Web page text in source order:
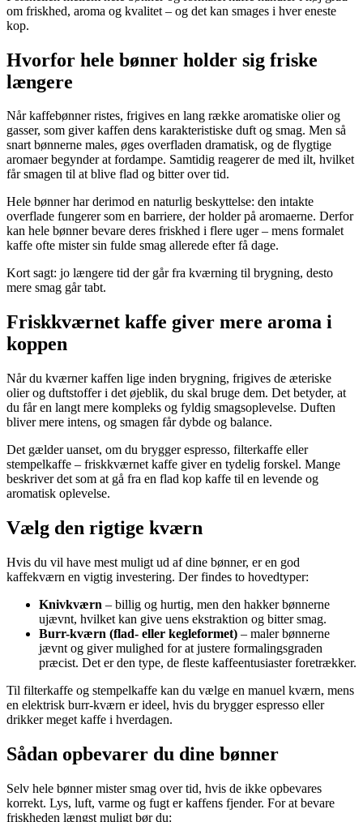
om friskhed, aroma og kvalitet – og det kan smages i hver eneste
kop.
Hvorfor hele bønner holder sig friske
længere
Når kaffebønner ristes, frigives en lang række aromatiske olier og
gasser, som giver kaffen dens karakteristiske duft og smag. Men så
snart bønnerne males, øges overfladen dramatisk, og de flygtige
aromaer begynder at fordampe. Samtidig reagerer de med ilt, hvilket
får smagen til at blive flad og bitter over tid.
Hele bønner har derimod en naturlig beskyttelse: den intakte
overflade fungerer som en barriere, der holder på aromaerne. Derfor
kan hele bønner bevare deres friskhed i flere uger – mens formalet
kaffe ofte mister sin fulde smag allerede efter få dage.
Kort sagt: jo længere tid der går fra kværning til brygning, desto
mere smag går tabt.
Friskkværnet kaffe giver mere aroma i
koppen
Når du kværner kaffen lige inden brygning, frigives de æteriske
olier og duftstoffer i det øjeblik, du skal bruge dem. Det betyder, at
du får en langt mere kompleks og fyldig smagsoplevelse. Duften
bliver mere intens, og smagen får dybde og balance.
Det gælder uanset, om du brygger espresso, filterkaffe eller
stempelkaffe – friskkværnet kaffe giver en tydelig forskel. Mange
beskriver det som at gå fra en flad kop kaffe til en levende og
aromatisk oplevelse.
Vælg den rigtige kværn
Hvis du vil have mest muligt ud af dine bønner, er en god
kaffekværn en vigtig investering. Der findes to hovedtyper:
Knivkværn – billig og hurtig, men den hakker bønnerne
ujævnt, hvilket kan give uens ekstraktion og bitter smag.
Burr-kværn (flad- eller kegleformet) – maler bønnerne
jævnt og giver mulighed for at justere formalingsgraden
præcist. Det er den type, de fleste kaffeentusiaster foretrækker.
Til filterkaffe og stempelkaffe kan du vælge en manuel kværn, mens
en elektrisk burr-kværn er ideel, hvis du brygger espresso eller
drikker meget kaffe i hverdagen.
Sådan opbevarer du dine bønner
Selv hele bønner mister smag over tid, hvis de ikke opbevares
korrekt. Lys, luft, varme og fugt er kaffens fjender. For at bevare
friskheden længst muligt bør du: